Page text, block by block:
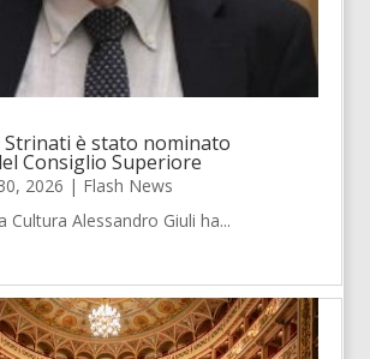
Strinati è stato nominato
Consiglio Superiore
2026 | Flash News
Cultura Alessandro Giuli ha...